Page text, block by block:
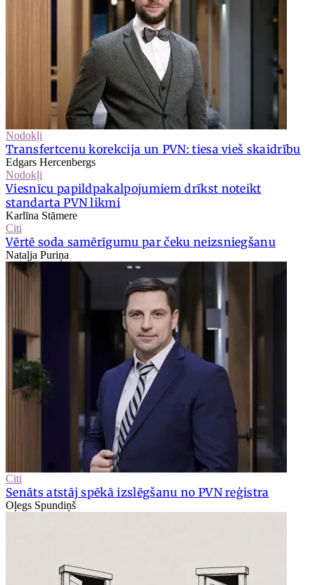
Nodokļi
Transfertcenu korekcija un PVN: tiesa vieš skaidrību
Edgars Hercenbergs
Nodokļi
Viesnīcu papildpakalpojumiem drīkst noteikt
standarta PVN likmi
Karlīna Stāmere
Citi
Vērtē soda samērīgumu par čeku neizsniegšanu
Nataļja Puriņa
Citi
Senāts atstāj spēkā izslēgšanu no PVN reģistra
Oļegs Spundiņš